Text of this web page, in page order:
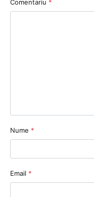
Comentariu *
Nume *
Email *